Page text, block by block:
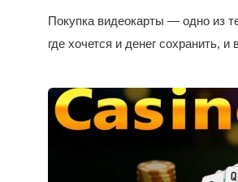
Покупка видеокарты — одно из
где хочется и денег сохранить, и